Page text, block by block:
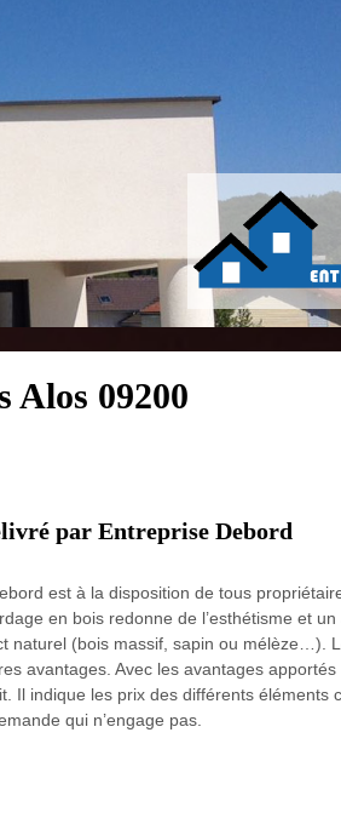
Alos 09200
par Entreprise Debord
est à la disposition de tous
en bois redonne de l’esthétisme et
naturel (bois massif, sapin ou mélèze…).
avantages. Avec les avantages
Il indique les prix des différents éléments
qui n’engage pas.